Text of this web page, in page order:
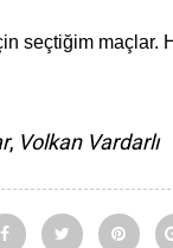
seçtiğim maçlar.
, Volkan Vardarlı